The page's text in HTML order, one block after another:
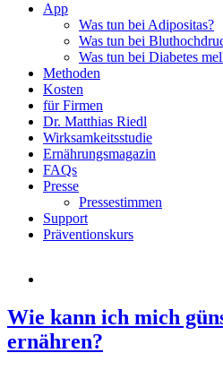
App
Was tun bei Adipositas?
Was tun bei
Was tun bei Diabetes
Methoden
Kosten
für Firmen
Dr. Matthias Riedl
Wirksamkeitsstudie
Ernährungsmagazin
FAQs
Presse
Pressestimmen
Support
Präventionskurs
Wie kann ich mich
ernähren?